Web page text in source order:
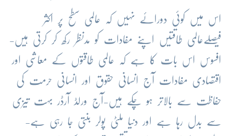
اس میں کوئی دورائے نہیں کہ عالمی سطح پر اکثر
فیصلےعالمی طاقتیں اپنے مفادات کو مدنظر رکھ کر کرتی ہیں-
افسوس اس بات کا ہے کہ عالمی طاقتوں کے معاشی اور
اقتصادی مفادات آج انسانی حقوق اور انسانی حرمت کی
حفاظت سے بالاتر ہو چکے ہیں-آج ورلڈ آرڈر بہت تیزی
سے بدل رہا ہے اور دنیا ملٹی پولر بنتی جا رہی ہے-